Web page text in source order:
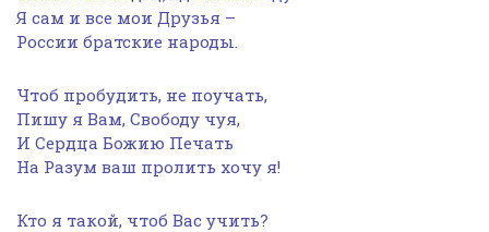
Я сам и все мои Друзья –
России братские народы.
Чтоб пробудить, не поучать,
Пишу я Вам, Свободу чуя,
И Сердца Божию Печать
На Разум ваш пролить хочу я!
Кто я такой, чтоб Вас учить?